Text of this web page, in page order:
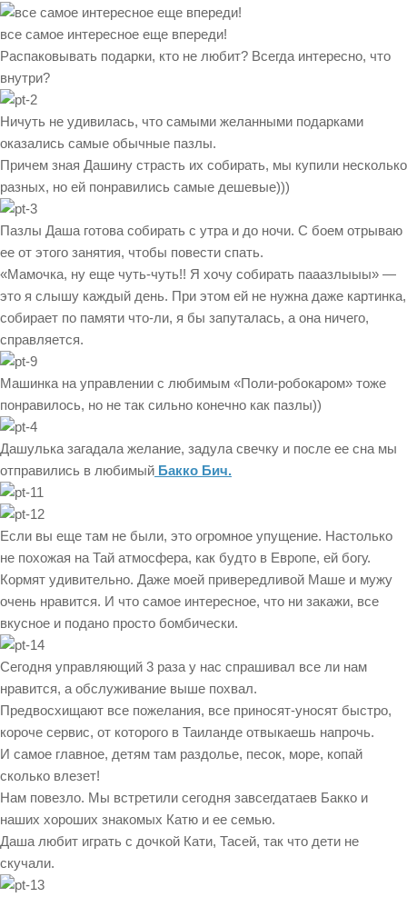
все самое интересное еще впереди!
Распаковывать подарки, кто не любит? Всегда интересно, что
внутри?
Ничуть не удивилась, что самыми желанными подарками
оказались самые обычные пазлы.
Причем зная Дашину страсть их собирать, мы купили несколько
разных, но ей понравились самые дешевые)))
Пазлы Даша готова собирать с утра и до ночи. С боем отрываю
ее от этого занятия, чтобы повести спать.
«Мамочка, ну еще чуть-чуть!! Я хочу собирать пааазлыыы» —
это я слышу каждый день. При этом ей не нужна даже картинка,
собирает по памяти что-ли, я бы запуталась, а она ничего,
справляется.
Машинка на управлении с любимым «Поли-робокаром» тоже
понравилось, но не так сильно конечно как пазлы))
Дашулька загадала желание, задула свечку и после ее сна мы
отправились в любимый Бакко Бич.
Если вы еще там не были, это огромное упущение. Настолько
не похожая на Тай атмосфера, как будто в Европе, ей богу.
Кормят удивительно. Даже моей привередливой Маше и мужу
очень нравится. И что самое интересное, что ни закажи, все
вкусное и подано просто бомбически.
Сегодня управляющий 3 раза у нас спрашивал все ли нам
нравится, а обслуживание выше похвал.
Предвосхищают все пожелания, все приносят-уносят быстро,
короче сервис, от которого в Таиланде отвыкаешь напрочь.
И самое главное, детям там раздолье, песок, море, копай
сколько влезет!
Нам повезло. Мы встретили сегодня завсегдатаев Бакко и
наших хороших знакомых Катю и ее семью.
Даша любит играть с дочкой Кати, Тасей, так что дети не
скучали.